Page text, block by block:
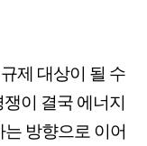
제 대상이 될 수
이 결국 에너지
방향으로 이어